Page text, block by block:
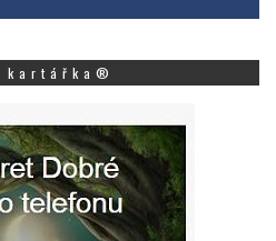
kartářka®